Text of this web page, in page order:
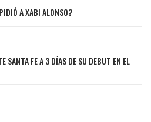
A XABI ALONSO?
SANTA FE A 3 DÍAS DE SU DEBUT EN EL